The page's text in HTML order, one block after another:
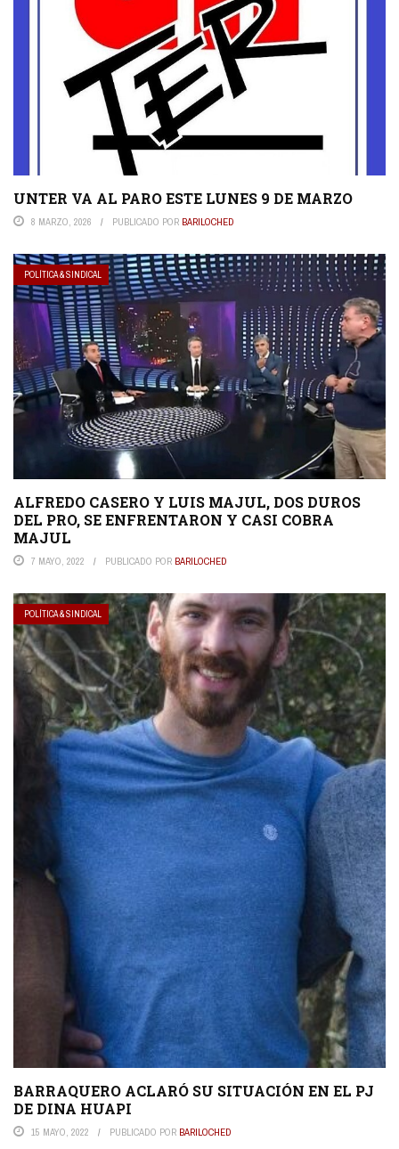
UNTER VA AL PARO ESTE LUNES 9 DE MARZO
8 MARZO, 2026 PUBLICADO POR BARILOCHED
POLÍTICA & SINDICAL
ALFREDO CASERO Y LUIS MAJUL, DOS DUROS
DEL PRO, SE ENFRENTARON Y CASI COBRA
MAJUL
7 MAYO, 2022 PUBLICADO POR BARILOCHED
POLÍTICA & SINDICAL
BARRAQUERO ACLARÓ SU SITUACIÓN EN EL PJ
DE DINA HUAPI
15 MAYO, 2022 PUBLICADO POR BARILOCHED